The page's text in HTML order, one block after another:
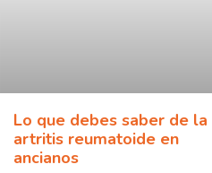
Lo que debes saber de la
artritis reumatoide en
ancianos